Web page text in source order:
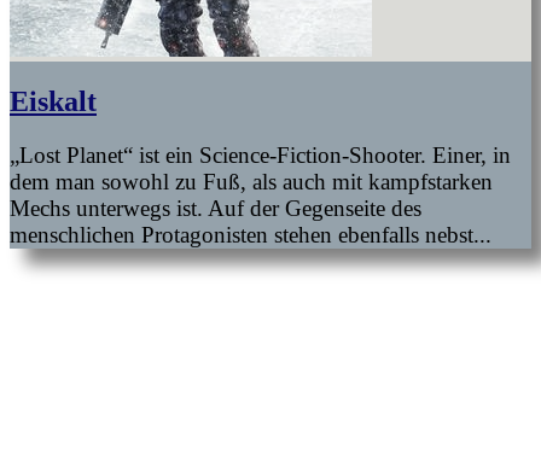
Eiskalt
„Lost Planet“ ist ein Science-Fiction-Shooter. Einer, in
dem man sowohl zu Fuß, als auch mit kampfstarken
Mechs unterwegs ist. Auf der Gegenseite des
menschlichen Protagonisten stehen ebenfalls nebst...